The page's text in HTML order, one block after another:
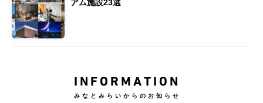
アム施設23選
INFORMATION
みなとみらいからのお知らせ